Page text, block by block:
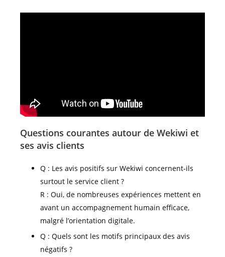
Questions courantes autour de Wekiwi et
ses avis clients
Q : Les avis positifs sur Wekiwi concernent-ils
surtout le service client ?
R : Oui, de nombreuses expériences mettent en
avant un accompagnement humain efficace,
malgré l’orientation digitale.
Q : Quels sont les motifs principaux des avis
négatifs ?